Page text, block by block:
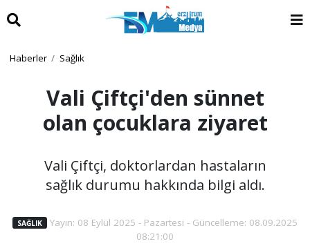
Haberler Sağlık
Vali Çiftçi'den sünnet
olan çocuklara ziyaret
Vali Çiftçi, doktorlardan hastaların
sağlık durumu hakkında bilgi aldı.
SAĞLIK Yayın: 08 Eylül 2025 - Pazartesi - Güncelleme: 08.09.2025
08:21:00